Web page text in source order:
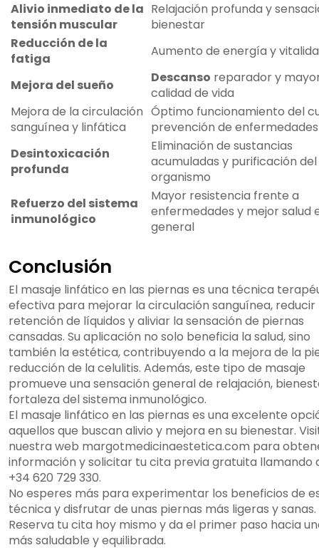
Alivio inmediato de la
tensión muscular
Relajación profunda y
bienestar
Reducción de la
fatiga
Aumento de energía y
Mejora del sueño Descanso reparador y
calidad de vida
Mejora de la circulación
sanguínea y linfática
Óptimo funcionamiento del
prevención de enfermedades
Desintoxicación
profunda
Eliminación de sustancias
acumuladas y purificación del
organismo
Refuerzo del sistema
inmunológico
Mayor resistencia frente a
enfermedades y mejor salud
general
Conclusión
El masaje linfático en las piernas es una técnica
efectiva para mejorar la circulación sanguínea, reducir
retención de líquidos y aliviar la sensación de piernas
cansadas. Su aplicación no solo beneficia la salud, sino
también la estética, contribuyendo a la mejora de la
reducción de la celulitis. Además, este tipo de masaje
promueve una sensación general de relajación,
fortaleza del sistema inmunológico.
El masaje linfático en las piernas es una excelente
aquellos que buscan alivio y mejora en su bienestar.
nuestra web margotmedicinaestetica.com para
información y solicitar tu cita previa gratuita llamando
+34 620 729 330.
No esperes más para experimentar los beneficios de
técnica y disfrutar de unas piernas más ligeras y sanas.
Reserva tu cita hoy mismo y da el primer paso hacia
más saludable y equilibrada.